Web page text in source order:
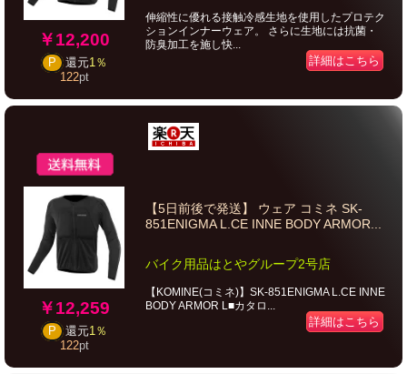
￥12,200
P 還元1％
122pt
伸縮性に優れる接触冷感生地を使用したプロテク
ションインナーウェア。 さらに生地には抗菌・
防臭加工を施し快...
詳細はこちら
￥12,259
P 還元1％
122pt
【5日前後で発送】 ウェア コミネ SK-
851ENIGMA L.CE INNE BODY ARMOR...
バイク用品はとやグループ2号店
【KOMINE(コミネ)】SK-851ENIGMA L.CE INNE
BODY ARMOR L■カタロ...
詳細はこちら